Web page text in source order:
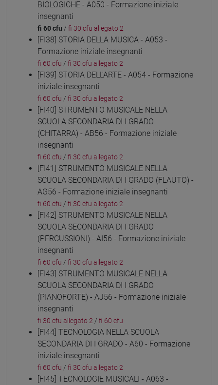
BIOLOGICHE - A050 - Formazione iniziale
insegnanti
fi 60 cfu / fi 30 cfu allegato 2
[FI38] STORIA DELLA MUSICA - A053 -
Formazione iniziale insegnanti
fi 60 cfu / fi 30 cfu allegato 2
[FI39] STORIA DELL'ARTE - A054 - Formazione
iniziale insegnanti
fi 60 cfu / fi 30 cfu allegato 2
[FI40] STRUMENTO MUSICALE NELLA
SCUOLA SECONDARIA DI I GRADO
(CHITARRA) - AB56 - Formazione iniziale
insegnanti
fi 60 cfu / fi 30 cfu allegato 2
[FI41] STRUMENTO MUSICALE NELLA
SCUOLA SECONDARIA DI I GRADO (FLAUTO) -
AG56 - Formazione iniziale insegnanti
fi 60 cfu / fi 30 cfu allegato 2
[FI42] STRUMENTO MUSICALE NELLA
SCUOLA SECONDARIA DI I GRADO
(PERCUSSIONI) - AI56 - Formazione iniziale
insegnanti
fi 60 cfu / fi 30 cfu allegato 2
[FI43] STRUMENTO MUSICALE NELLA
SCUOLA SECONDARIA DI I GRADO
(PIANOFORTE) - AJ56 - Formazione iniziale
insegnanti
fi 30 cfu allegato 2 / fi 60 cfu
[FI44] TECNOLOGIA NELLA SCUOLA
SECONDARIA DI I GRADO - A60 - Formazione
iniziale insegnanti
fi 60 cfu / fi 30 cfu allegato 2
[FI45] TECNOLOGIE MUSICALI - A063 -